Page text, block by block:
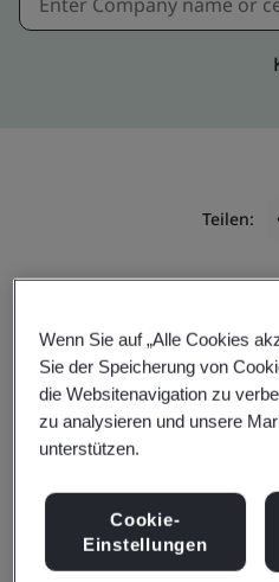
Teilen:
Tianjin Kato
Ltd.
Business scope:Adhesive
Wenn Sie auf „Alle Cookies
Sie der Speicherung von
die Websitenavigation zu
zu analysieren und unsere
unterstützen.
Cookie-
Einstellungen